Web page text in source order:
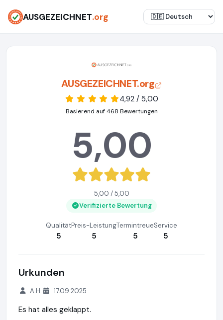
AUSGEZEICHNET.org
AUSGEZEICHNET.org
4,92 / 5,00
Basierend auf 468 Bewertungen
5,00
5,00 / 5,00
Verifizierte Bewertung
Qualität
5
Preis-Leistung
5
Termintreue
5
Service
5
Urkunden
A.H. 17.09.2025
Es hat alles geklappt.